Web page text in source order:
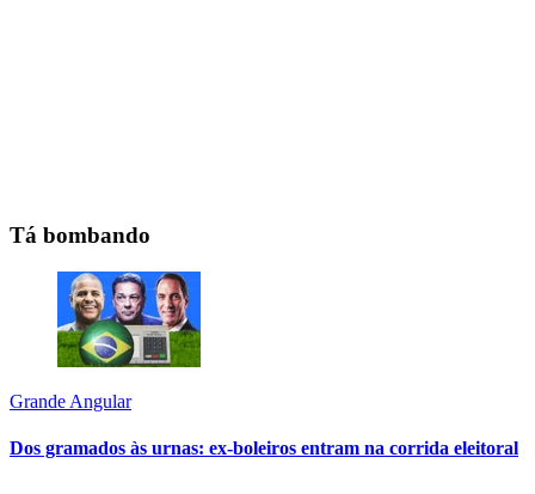
Tá bombando
Grande Angular
Dos gramados às urnas: ex-boleiros entram na corrida eleitoral